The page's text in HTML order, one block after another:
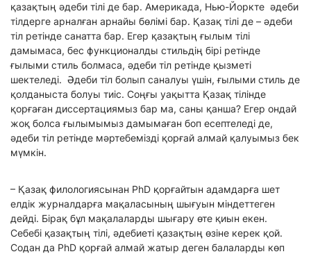
қазақтың әдеби тілі де бар. Америкада, Нью-Йоркте әдеби
тілдерге арналған арнайы бөлімі бар. Қазақ тілі де – әдеби
тіл ретінде санатта бар. Егер қазақтың ғылым тілі
дамымаса, бес функционалды стильдің бірі ретінде
ғылыми стиль болмаса, әдеби тіл ретінде қызметі
шектеледі. Әдеби тіл болып саналуы үшін, ғылыми стиль де
қолданыста болуы тиіс. Соңғы уақытта Қазақ тілінде
қорғаған диссертациямыз бар ма, саны қанша? Егер ондай
жоқ болса ғылымымыз дамымаған боп есептеледі де,
әдеби тіл ретінде мәртебемізді қорғай алмай қалуымыз бек
мүмкін.
– Қазақ филологиясынан PhD қорғайтын адамдарға шет
елдік журналдарға мақаласының шығуын міндеттеген
дейді. Бірақ бұл мақалаларды шығару өте қиын екен.
Себебі қазақтың тілі, әдебиеті қазақтың өзіне керек қой.
Содан да PhD қорғай алмай жатыр деген балаларды көп